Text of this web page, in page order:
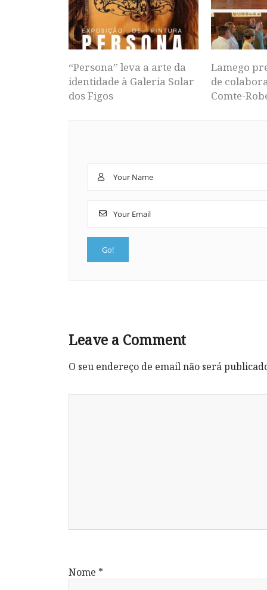
“Persona” leva a arte da
identidade à Galeria Solar
dos Figos
Lamego
de
Comte-
Leave a Comment
O seu endereço de email não será
Nome *